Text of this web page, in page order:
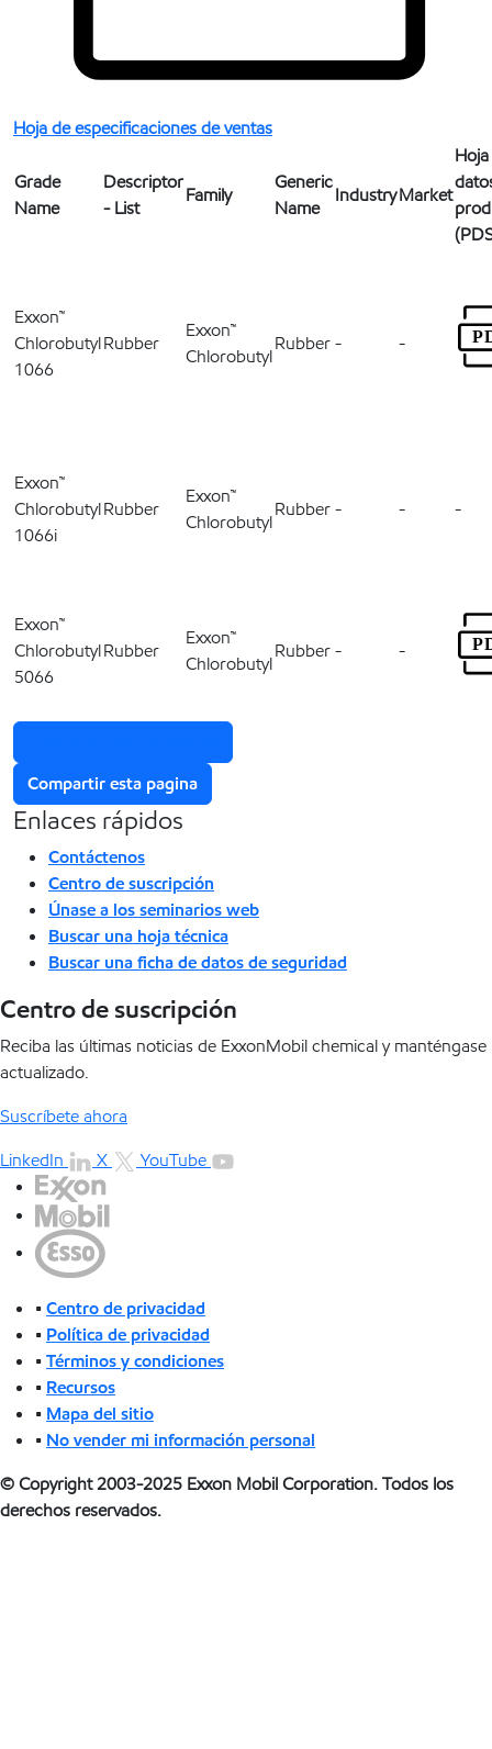
Hoja de especificaciones de ventas
Grade
Name
Descriptor
- List
Family
Generic
Name
IndustryMarket
Exxon™
Chlorobutyl
1066
Rubber
Exxon™
Chlorobutyl
Rubber- -
Exxon™
Chlorobutyl
1066i
Rubber
Exxon™
Chlorobutyl
Rubber- - -
Exxon™
Chlorobutyl
5066
Rubber
Exxon™
Chlorobutyl
Rubber- -
Compartir esta pagina
Enlaces rápidos
Contáctenos
Centro de suscripción
Únase a los seminarios web
Buscar una hoja técnica
Buscar una ficha de datos de seguridad
Centro de suscripción
Reciba las últimas noticias de ExxonMobil chemical y manténgase
actualizado.
Suscríbete ahora
LinkedIn
X YouTube
•Centro de privacidad
• Política de privacidad
•Términos y condiciones
• Recursos
• Mapa del sitio
• No vender mi información personal
© Copyright 2003-2025 Exxon Mobil Corporation. Todos los
derechos reservados.